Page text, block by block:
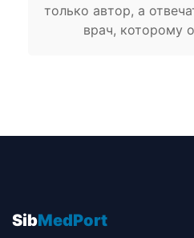
только автор, а
врач, которому
SibMedPort